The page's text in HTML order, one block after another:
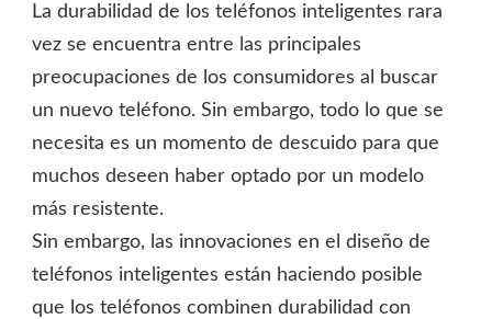
La durabilidad de los teléfonos inteligentes rara
vez se encuentra entre las principales
preocupaciones de los consumidores al buscar
un nuevo teléfono. Sin embargo, todo lo que se
necesita es un momento de descuido para que
muchos deseen haber optado por un modelo
más resistente.
Sin embargo, las innovaciones en el diseño de
teléfonos inteligentes están haciendo posible
que los teléfonos combinen durabilidad con